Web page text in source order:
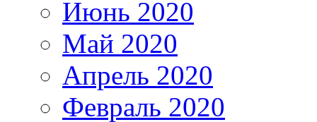
Июнь 2020
Май 2020
Апрель 2020
Февраль 2020